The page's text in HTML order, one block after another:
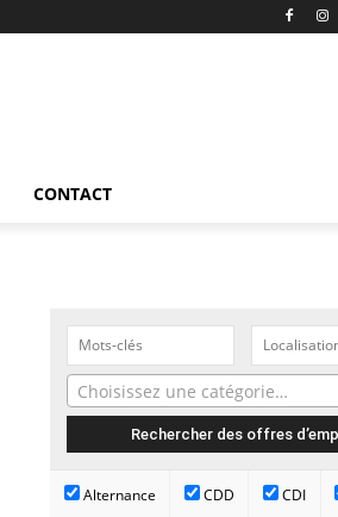
CONTACT
Choisissez une catégorie…
Alternance CDD CDI